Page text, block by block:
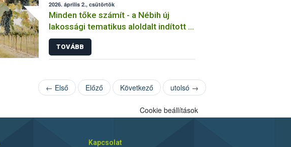
2026. április 2., csütörtök
Minden tőke számít - a Nébih új
lakossági tematikus aloldalt indított a
szőlő aranyszínű sárgaság betegség
megfékezése érdekében
TOVÁBB
← Első Előző Következő utolsó →
Cookie beállítások
Kapcsolat